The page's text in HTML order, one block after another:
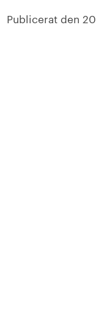
Publicerat den